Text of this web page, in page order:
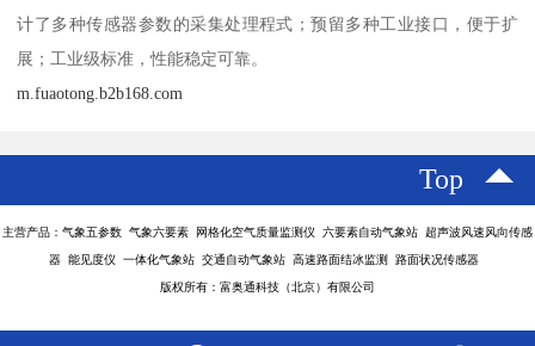
计了多种传感器参数的采集处理程式；预留多种工业接口，便于扩
展；工业级标准，性能稳定可靠。
m.fuaotong.b2b168.com
Top
主营产品：气象五参数 气象六要素 网格化空气质量监测仪 六要素自动气象站 超声波风速风向传感
器 能见度仪 一体化气象站 交通自动气象站 高速路面结冰监测 路面状况传感器
版权所有：富奥通科技（北京）有限公司